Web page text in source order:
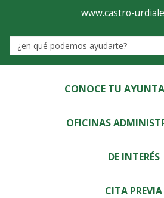
Ayuntamiento
de
Castro-
Urdiales
www.castro-
Label
CONOCE TU
OFICINAS
DE INTERÉS
CITA PREVIA